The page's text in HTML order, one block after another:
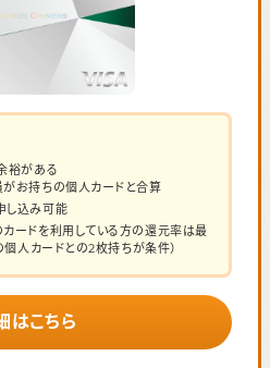
裕がある
お持ちの個人カードと合算
し込み可能
ードを利用している方の還元率は最
人カードとの2枚持ちが条件）
はこちら